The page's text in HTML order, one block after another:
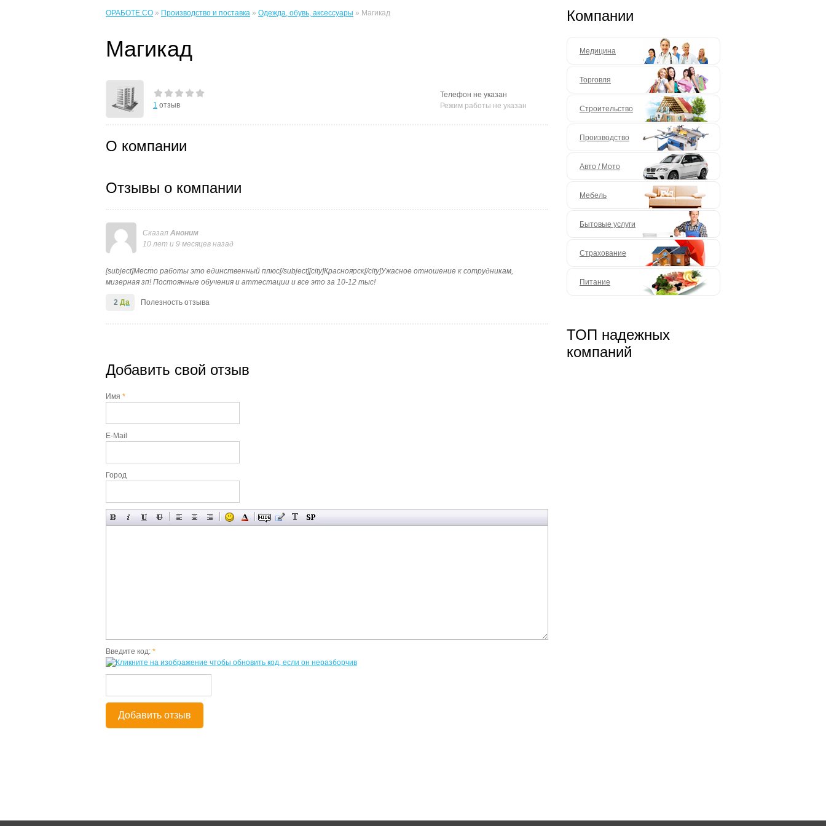
ОРАБОТЕ.CO » Производство и поставка » Одежда, обувь, аксессуары » Магикад
Магикад
1 отзыв
Телефон не указан
Режим работы не указан
О компании
Отзывы о компании
Сказал Аноним
10 лет и 9 месяцев назад
[subject]Место работы это единственный плюс[/subject][city]Красноярск[/city]Ужасное отношение к сотрудникам,
мизерная зп! Постоянные обучения и аттестации и все это за 10-12 тыс!
Полезность отзыва
2 Да
Добавить свой отзыв
Имя *
E-Mail
Город
Введите код: *
Добавить отзыв
Компании
Медицина
Торговля
Строительство
Производство
Авто / Мото
Мебель
Бытовые услуги
Страхование
Питание
ТОП надежных
компаний